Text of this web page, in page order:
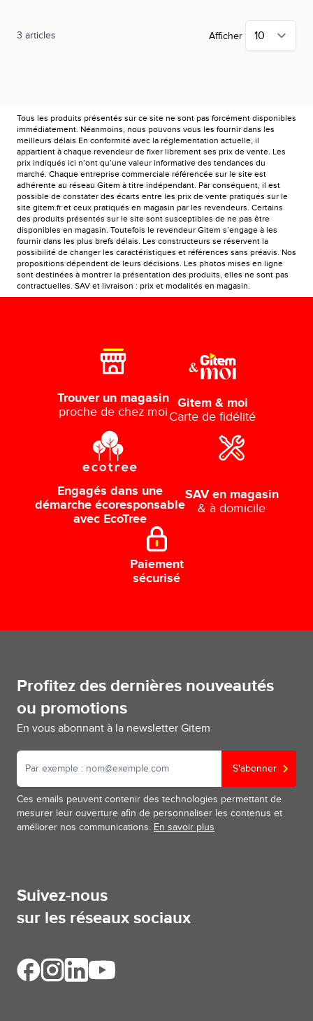
3 articles Afficher
Tous les produits présentés sur ce site ne sont pas forcément disponibles
immédiatement. Néanmoins, nous pouvons vous les fournir dans les
meilleurs délais En conformité avec la réglementation actuelle, il
appartient à chaque revendeur de fixer librement ses prix de vente. Les
prix indiqués ici n’ont qu’une valeur informative des tendances du
marché. Chaque entreprise commerciale référencée sur le site est
adhérente au réseau Gitem à titre indépendant. Par conséquent, il est
possible de constater des écarts entre les prix de vente pratiqués sur le
site gitem.fr et ceux pratiqués en magasin par les revendeurs. Certains
des produits présentés sur le site sont susceptibles de ne pas être
disponibles en magasin. Toutefois le revendeur Gitem s’engage à les
fournir dans les plus brefs délais. Les constructeurs se réservent la
possibilité de changer les caractéristiques et références sans préavis. Nos
propositions dépendent de leurs décisions. Les photos mises en ligne
sont destinées à montrer la présentation des produits, elles ne sont pas
contractuelles. SAV et livraison : prix et modalités en magasin.
Trouver un magasin
proche de chez moi
Gitem & moi
Carte de fidélité
Engagés dans une
démarche écoresponsable
avec EcoTree
SAV en magasin
& à domicile
Paiement
sécurisé
Profitez des dernières nouveautés
ou promotions
En vous abonnant à la newsletter Gitem
S'abonner
Ces emails peuvent contenir des technologies permettant de
mesurer leur ouverture afin de personnaliser les contenus et
améliorer nos communications. En savoir plus
Suivez-nous
sur les réseaux sociaux